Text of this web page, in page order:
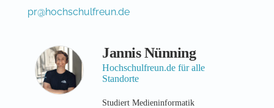
pr@hochschulfreun.de
Jannis Nünning
Hochschulfreun.de für alle
Standorte
Studiert Medieninformatik